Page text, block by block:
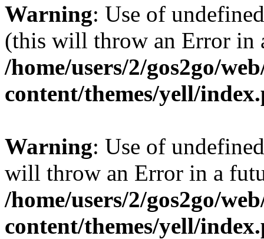
Warning: Use of
(this will throw an Error in
/home/users/2/gos2go/
content/themes/yell/
Warning: Use of
will throw an Error in a
/home/users/2/gos2go/
content/themes/yell/